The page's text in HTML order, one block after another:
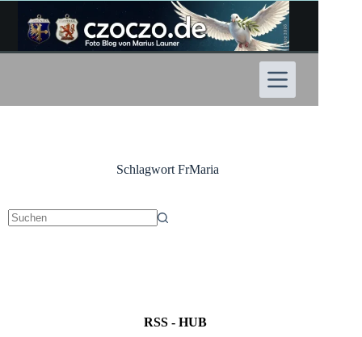
Inhalt
springen
SchlagwortFrMaria
RSS - HUB